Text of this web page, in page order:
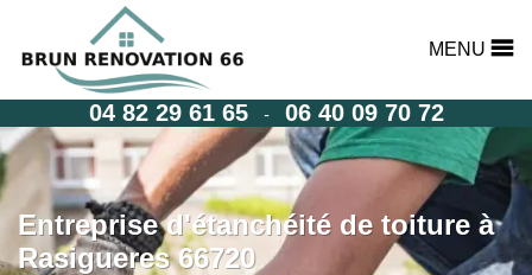
MENU
04 82 29 61 65 - 06 40 09 70 72
Entreprise d'étanchéité de toiture à
Rasigueres 66720